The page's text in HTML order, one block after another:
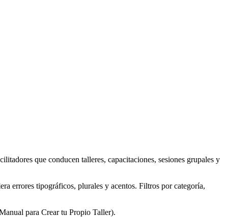
que conducen talleres, capacitaciones, sesiones grupales y
errores tipográficos, plurales y acentos. Filtros por categoría,
para Crear tu Propio Taller).